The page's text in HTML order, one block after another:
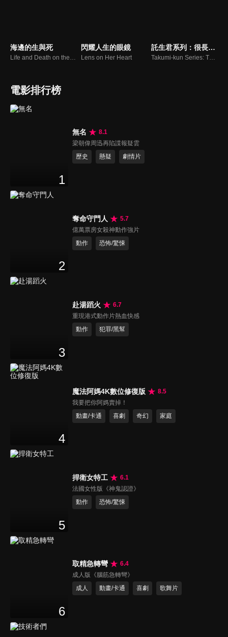
海邊的生與死 閃耀人生的眼鏡
Lens on Her Heart
託生君系列：很長很長的故事開始的早晨 預告
電影排行榜
1
無名
8.1
梁朝偉周迅再陷諜報疑雲
歷史
懸疑 劇情片
2
奪命守門人
5.7
億萬票房女殺神動作強片
動作
恐怖/驚悚
3
赴湯蹈火
6.7
重現港式動作片熱血快感
動作
犯罪/黑幫
4
魔法阿媽4K數位修復版
8.5
我要把你阿媽賣掉！
動畫/卡通
喜劇 奇幻 家庭
5
捍衛女特工
6.1
法國女性版《神鬼認證》
動作
恐怖/驚悚
6
取精急轉彎
6.4
成人版《腦筋急轉彎》
成人
動畫/卡通 喜劇 歌舞片